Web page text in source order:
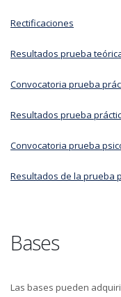
Rectificaciones
Resultados prueba
Convocatoria prueba
Resultados prueba
Convocatoria prueba
Resultados de la prueba
Bases
Las bases pueden